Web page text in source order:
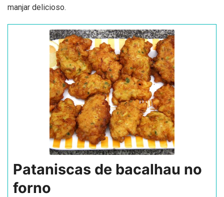
manjar delicioso.
Pataniscas de bacalhau no
forno